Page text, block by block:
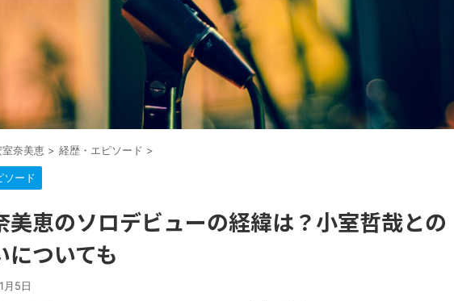
室奈美恵 > 経歴・エピソード >
ソード
美恵のソロデビューの経緯は？小室哲哉との
についても
月5日